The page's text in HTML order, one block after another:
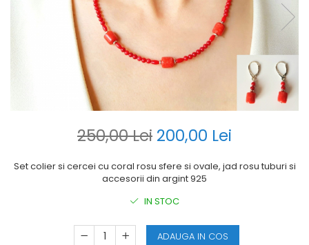
250,00 Lei 200,00 Lei
Set colier si cercei cu coral rosu sfere si ovale, jad rosu tuburi si
accesorii din argint 925
IN STOC
ADAUGA IN COS